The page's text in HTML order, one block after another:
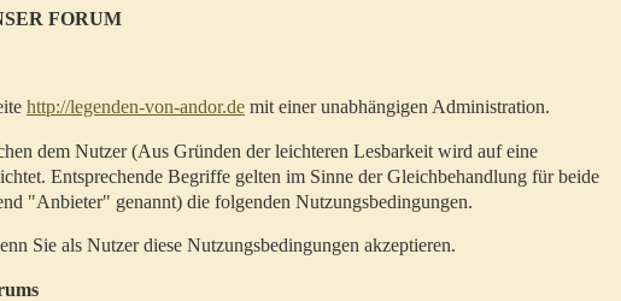
FORUM
http://legenden-von-andor.de mit einer unabhängigen Administration.
dem Nutzer (Aus Gründen der leichteren Lesbarkeit wird auf eine
Entsprechende Begriffe gelten im Sinne der Gleichbehandlung für beide
"Anbieter" genannt) die folgenden Nutzungsbedingungen.
Sie als Nutzer diese Nutzungsbedingungen akzeptieren.